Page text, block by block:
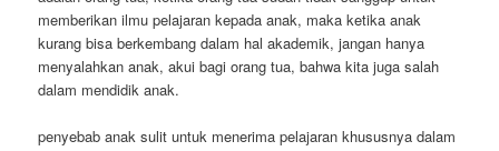
memberikan ilmu pelajaran kepada anak, maka ketika anak
kurang bisa berkembang dalam hal akademik, jangan hanya
menyalahkan anak, akui bagi orang tua, bahwa kita juga salah
dalam mendidik anak.
penyebab anak sulit untuk menerima pelajaran khususnya dalam